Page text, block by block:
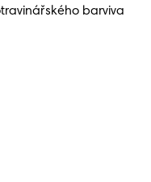
barviva